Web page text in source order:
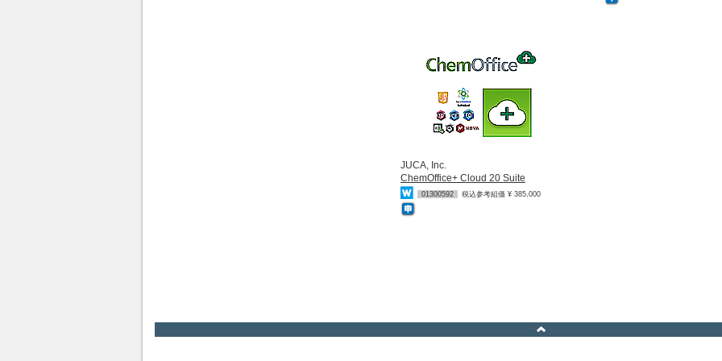
JUCA, Inc.
ChemOffice+ Cloud 20 Suite
01300592 税込参考組価 ¥ 385,000